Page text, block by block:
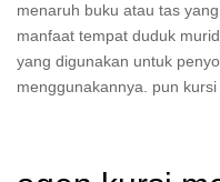
menaruh buku atau tas
manfaat tempat duduk
yang digunakan untuk
menggunakannya. pun